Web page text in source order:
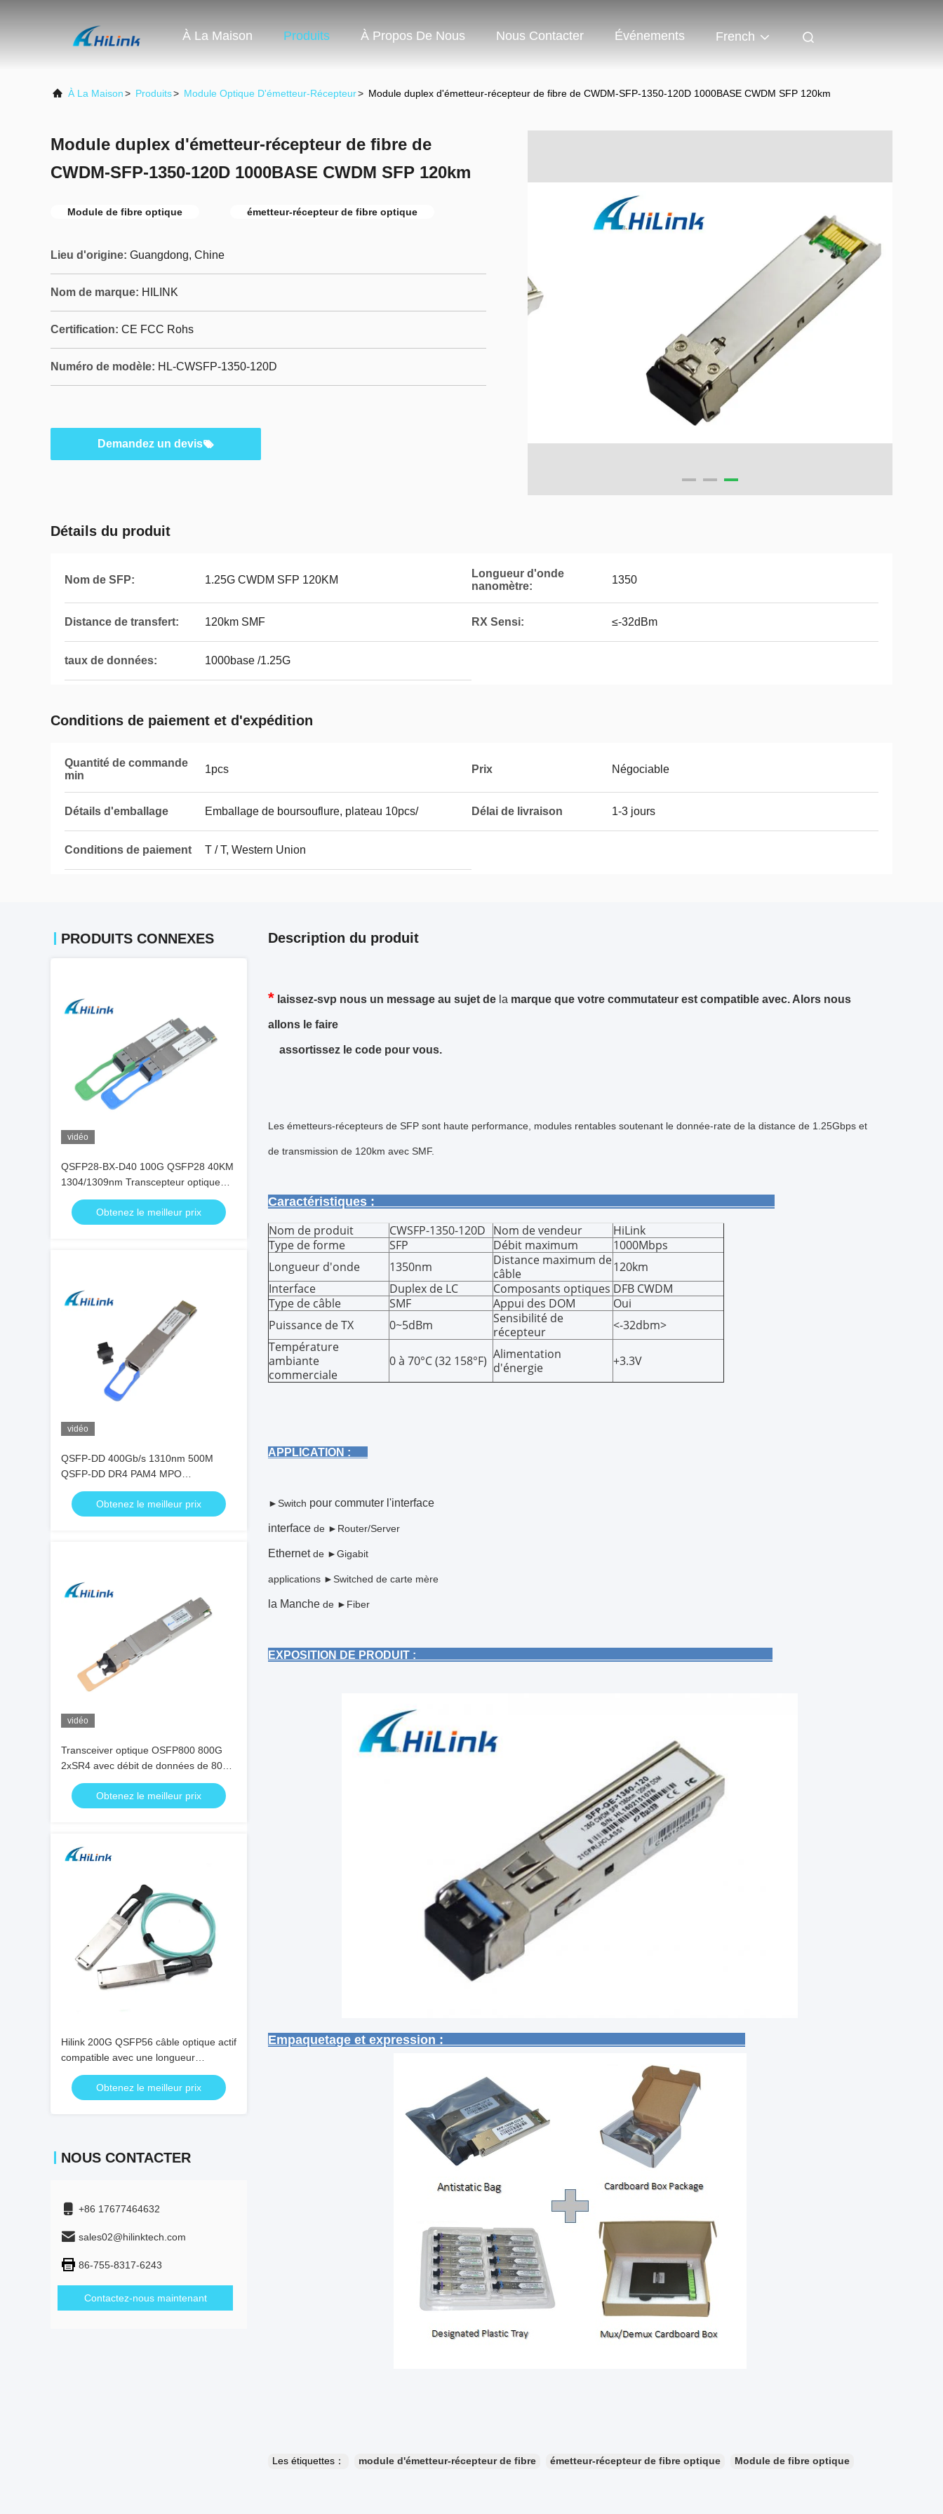
À La Maison Produits À Propos De Nous Nous Contacter Événements French
À La Maison> Produits> Module Optique D'émetteur-Récepteur> Module duplex d'émetteur-récepteur de fibre de CWDM-SFP-1350-120D 1000BASE CWDM SFP 120km
Module duplex d'émetteur-récepteur de fibre de
CWDM-SFP-1350-120D 1000BASE CWDM SFP 120km
Module de fibre optique émetteur-récepteur de fibre optique
Lieu d'origine: Guangdong, Chine
Nom de marque: HILINK
Certification: CE FCC Rohs
Numéro de modèle: HL-CWSFP-1350-120D
Demandez un devis
Détails du produit
Nom de SFP: 1.25G CWDM SFP 120KM
Longueur d'onde
nanomètre:
1350
Distance de transfert: 120km SMF RX Sensi: ≤-32dBm
taux de données: 1000base /1.25G
Conditions de paiement et d'expédition
Quantité de commande
min
1pcs Prix Négociable
Détails d'emballage Emballage de boursouflure, plateau 10pcs/ Délai de livraison 1-3 jours
Conditions de paiement T / T, Western Union
PRODUITS CONNEXES
vidéo
QSFP28-BX-D40 100G QSFP28 40KM
1304/1309nm Transcepteur optique
BIDI EML+APD Transcepteur SFP
Obtenez le meilleur prix
vidéo
QSFP-DD 400Gb/s 1310nm 500M
QSFP-DD DR4 PAM4 MPO
Transcepteur optique à fibres
Obtenez le meilleur prix
vidéo
Transceiver optique OSFP800 800G
2xSR4 avec débit de données de 800
Gb/s, transmission de 100 m et
consommation d'énergie de 15 W
Obtenez le meilleur prix
Hilink 200G QSFP56 câble optique actif
compatible avec une longueur
personnalisable pour la transmission
de données à grande vitesse
Obtenez le meilleur prix
NOUS CONTACTER
+86 17677464632
sales02@hilinktech.com
86-755-8317-6243
Contactez-nous maintenant
Description du produit
* laissez-svp nous un message au sujet de la marque que votre commutateur est compatible avec. Alors nous
allons le faire
assortissez le code pour vous.
Les émetteurs-récepteurs de SFP sont haute performance, modules rentables soutenant le donnée-rate de la distance de 1.25Gbps et
de transmission de 120km avec SMF.
Caractéristiques :
Nom de produit CWSFP-1350-120D Nom de vendeur
HiLink
Type de forme
SFP Débit maximum
1000Mbps
Longueur d'onde
1350nm
Distance maximum de
câble
120km
Interface
Duplex de LC Composants optiques DFB CWDM
Type de câble
SMF Appui des DOM
Oui
Puissance de TX
0~5dBm
Sensibilité de
récepteur
<-32dbm>
Température
ambiante
commerciale
0 à 70°C (32 158°F) Alimentation
d'énergie
+3.3V
APPLICATION :
►Switch pour commuter l'interface
interface de ►Router/Server
Ethernetde ►Gigabit
applications ►Switched de carte mère
la Manche de ►Fiber
EXPOSITION DE PRODUIT :
Empaquetage et expression :
Les étiquettes： module d'émetteur-récepteur de fibre émetteur-récepteur de fibre optique Module de fibre optique